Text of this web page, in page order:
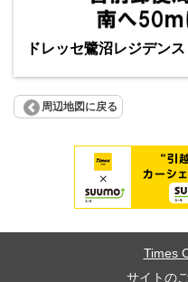
ドレッセ鷺沼レジデンス
周辺地図に戻る
Times
サイトの